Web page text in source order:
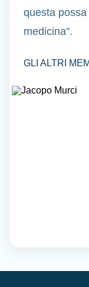
questa
medicina".
GLI ALTRI